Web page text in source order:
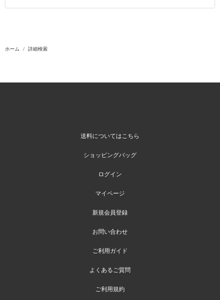
ホーム 詳細検索
送料についてはこちら
ショッピングバッグ
ログイン
マイページ
新規会員登録
お問い合わせ
ご利用ガイド
よくあるご質問
ご利用規約